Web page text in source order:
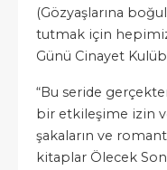
(Gözyaşlarına
tutmak için
Günü Cinayet
“Bu seride
bir etkileşime izin
şakaların ve
kitaplar Ölecek